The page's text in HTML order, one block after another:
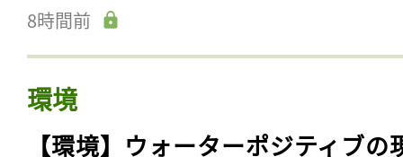
8時間前
環境
【環境】ウォーターポジティブの